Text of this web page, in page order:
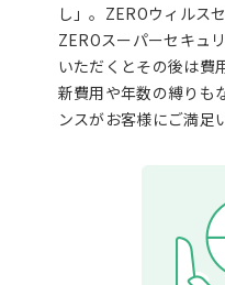
し」。ZEROウィルス
ZEROスーパーセキュ
いただくとその後は費
新費用や年数の縛りも
ンスがお客様にご満足